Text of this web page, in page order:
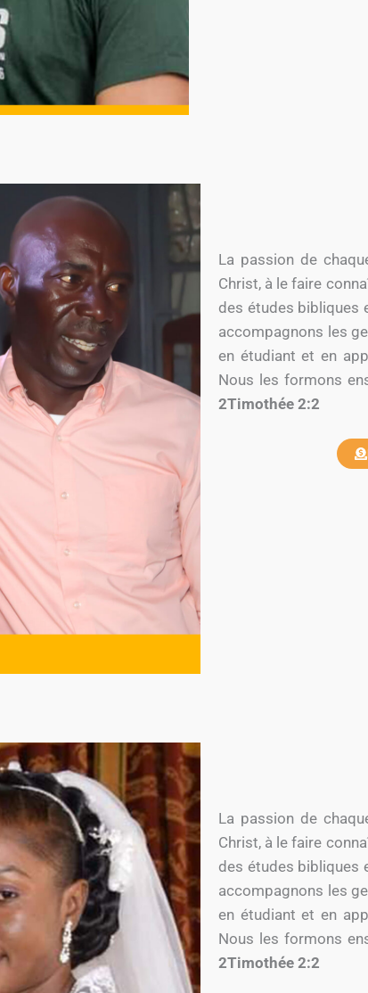
La passion de
Christ, à le faire
des études bibliques
accompagnons les
en étudiant et en
Nous les formons
2Timothée 2:2
La passion de
Christ, à le faire
des études bibliques
accompagnons les
en étudiant et en
Nous les formons
2Timothée 2:2